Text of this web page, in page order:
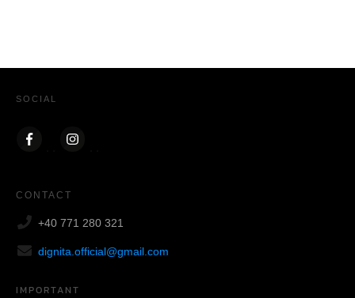
SOCIAL
CONTACT
+40 771 280 321
dignita.official@gmail.com
IMPORTANT